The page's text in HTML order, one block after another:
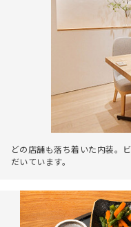
どの店舗も落ち着いた内装。
だいています。